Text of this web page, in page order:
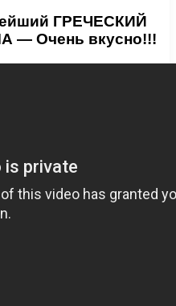
ГРЕЧЕСКИЙ
— Очень вкусно!!!